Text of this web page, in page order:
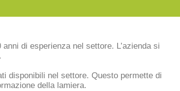
di esperienza nel settore. L’azienda si
disponibili nel settore. Questo permette di
della lamiera.